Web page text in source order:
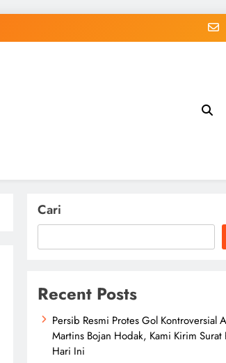
Cari
Recent Posts
Persib Resmi Protes Gol Kontroversial
Martins Bojan Hodak, Kami Kirim Surat
Hari Ini